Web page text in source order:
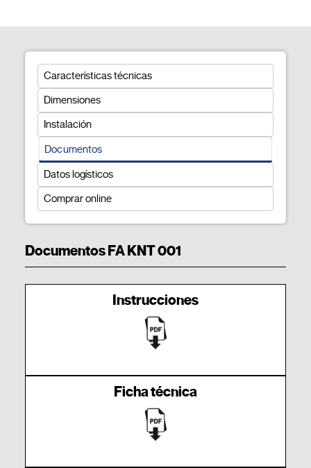
Características técnicas
Dimensiones
Instalación
Documentos
Datos logísticos
Comprar online
Documentos FA KNT 001
Instrucciones
Ficha técnica